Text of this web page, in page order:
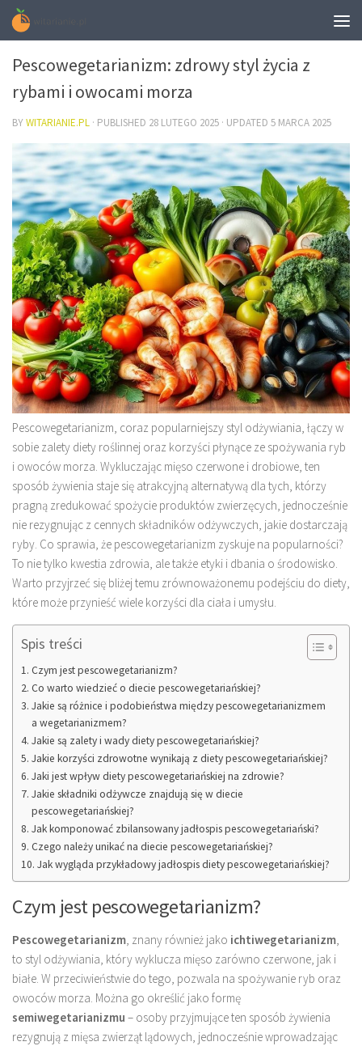
DIETA
Pescowegetarianizm: zdrowy styl życia z
rybami i owocami morza
BYWITARIANIE.PL · PUBLISHED 28 LUTEGO 2025 · UPDATED 5 MARCA 2025
Pescowegetarianizm, coraz popularniejszy styl odżywiania, łączy w
sobie zalety diety roślinnej oraz korzyści płynące ze spożywania ryb
i owoców morza. Wykluczając mięso czerwone i drobiowe, ten
sposób żywienia staje się atrakcyjną alternatywą dla tych, którzy
pragną zredukować spożycie produktów zwierzęcych, jednocześnie
nie rezygnując z cennych składników odżywczych, jakie dostarczają
ryby. Co sprawia, że pescowegetarianizm zyskuje na popularności?
To nie tylko kwestia zdrowia, ale także etyki i dbania o środowisko.
Warto przyjrzeć się bliżej temu zrównoważonemu podejściu do diety,
które może przynieść wiele korzyści dla ciała i umysłu.
Spis treści
Czym jest pescowegetarianizm?
Co warto wiedzieć o diecie pescowegetariańskiej?
Jakie są różnice i podobieństwa między pescowegetarianizmem
a wegetarianizmem?
Jakie są zalety i wady diety pescowegetariańskiej?
Jakie korzyści zdrowotne wynikają z diety pescowegetariańskiej?
Jaki jest wpływ diety pescowegetariańskiej na zdrowie?
Jakie składniki odżywcze znajdują się w diecie
pescowegetariańskiej?
Jak komponować zbilansowany jadłospis pescowegetariański?
Czego należy unikać na diecie pescowegetariańskiej?
Jak wygląda przykładowy jadłospis diety pescowegetariańskiej?
Czym jest pescowegetarianizm?
Pescowegetarianizm, znany również jako ichtiwegetarianizm,
to styl odżywiania, który wyklucza mięso zarówno czerwone, jak i
białe. W przeciwieństwie do tego, pozwala na spożywanie ryb oraz
owoców morza. Można go określić jako formę
semiwegetarianizmu – osoby przyjmujące ten sposób żywienia
rezygnują z mięsa zwierząt lądowych, jednocześnie wprowadzając